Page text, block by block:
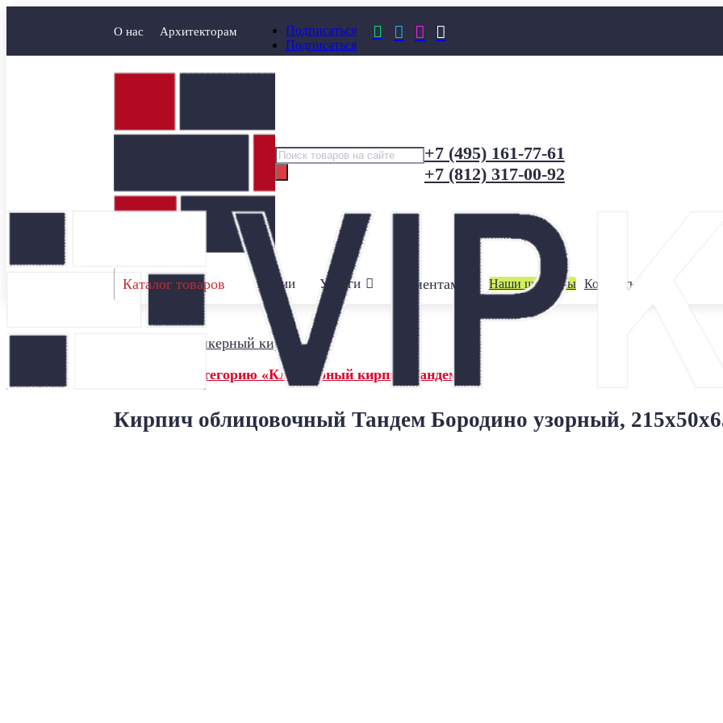
О нас Архитекторам
Подписаться
Подписаться
   
Поиск
товаров
+7 (495) 161-77-61
+7 (812) 317-00-92
Каталог товаров Акции Услуги Клиентам Наши шоурумы Контакты
Клинкерный кирпич/
← Назад в категорию «Клинкерный кирпич Тандем»
Кирпич облицовочный Тандем Бородино узорный,